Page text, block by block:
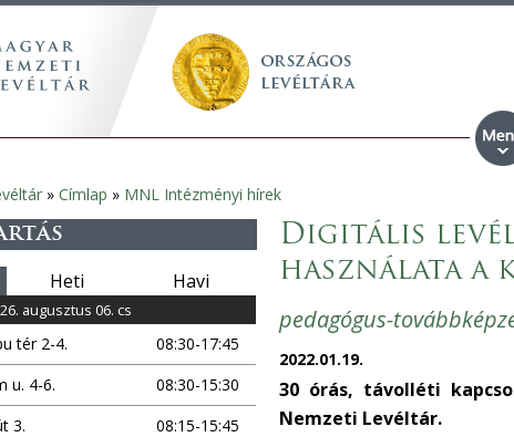
» Címlap » MNL Intézményi hírek
Digitális
használata a
pedagógus-
2022.01.19.
30 órás, távolléti
Nemzeti Levéltár.
Heti Havi
augusztus 06. cs
tér 2-4.
08:30-17:45
u. 4-6.
08:30-15:30
3.
08:15-15:45